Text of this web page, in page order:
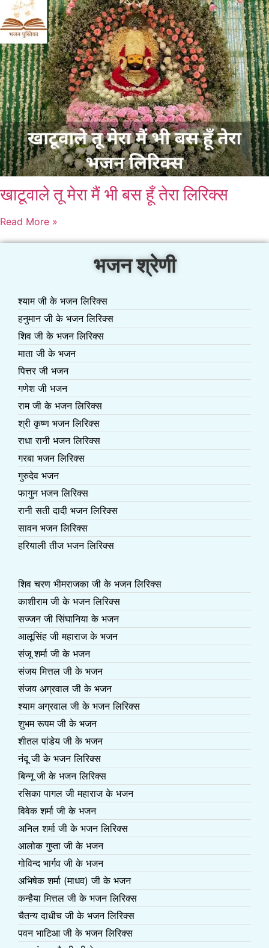
खाटूवाले तू मेरा मैं भी बस हूँ तेरा लिरिक्स
Read More »
भजन श्रेणी
श्याम जी के भजन लिरिक्स
हनुमान जी के भजन लिरिक्स
शिव जी के भजन लिरिक्स
माता जी के भजन
पित्तर जी भजन
गणेश जी भजन
राम जी के भजन लिरिक्स
श्री कृष्ण भजन लिरिक्स
राधा रानी भजन लिरिक्स
गरबा भजन लिरिक्स
गुरुदेव भजन
फागुन भजन लिरिक्स
रानी सती दादी भजन लिरिक्स
सावन भजन लिरिक्स
हरियाली तीज भजन लिरिक्स
शिव चरण भीमराजका जी के भजन लिरिक्स
काशीराम जी के भजन लिरिक्स
सज्जन जी सिंघानिया के भजन
आलूसिंह जी महाराज के भजन
संजू शर्मा जी के भजन
संजय मित्तल जी के भजन
संजय अग्रवाल जी के भजन
श्याम अग्रवाल जी के भजन लिरिक्स
शुभम रूपम जी के भजन
शीतल पांडेय जी के भजन
नंदू जी के भजन लिरिक्स
बिन्नू जी के भजन लिरिक्स
रसिका पागल जी महाराज के भजन
विवेक शर्मा जी के भजन
अनिल शर्मा जी के भजन लिरिक्स
आलोक गुप्ता जी के भजन
गोविन्द भार्गव जी के भजन
अभिषेक शर्मा (माधव) जी के भजन
कन्हैया मित्तल जी के भजन लिरिक्स
चैतन्य दाधीच जी के भजन लिरिक्स
पवन भाटिआ जी के भजन लिरिक्स